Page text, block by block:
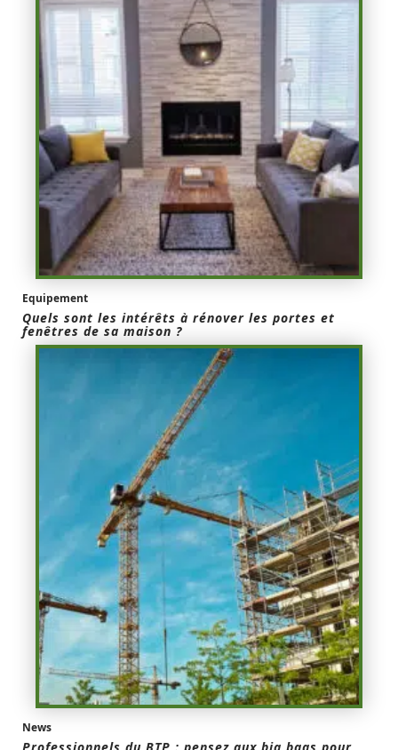
Equipement
Quels sont les intérêts à rénover les portes et
fenêtres de sa maison ?
News